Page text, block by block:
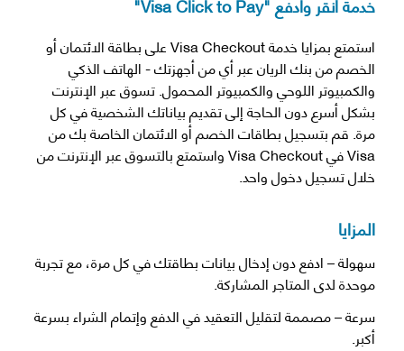
استمتع بمزايا خدمة Visa Checkout على بطاقة الائتمان أو
الخصم من بنك الريان عبر أي من أجهزتك - الهاتف الذكي
والكمبيوتر اللوحي والكمبيوتر المحمول. تسوق عبر الإنترنت
بشكل أسرع دون الحاجة إلى تقديم بياناتك الشخصية في كل
مرة. قم بتسجيل بطاقات الخصم أو الائتمان الخاصة بك من
Visa في Visa Checkout واستمتع بالتسوق عبر الإنترنت من
خلال تسجيل دخول واحد.
المزايا
سهولة – ادفع دون إدخال بيانات بطاقتك في كل مرة، مع تجربة
موحدة لدى المتاجر المشاركة.
سرعة – مصممة لتقليل التعقيد في الدفع وإتمام الشراء بسرعة
أكبر.